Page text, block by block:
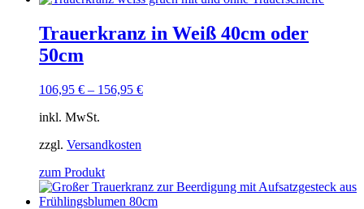
Trauerkranz in Weiß 40cm oder
50cm
106,95 € – 156,95 €
inkl. MwSt.
zzgl. Versandkosten
zum Produkt